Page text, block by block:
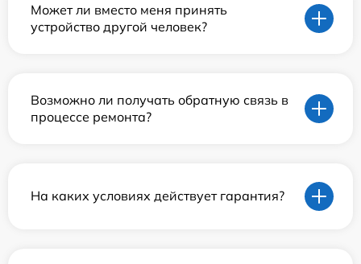
Может ли вместо меня принять
устройство другой человек?
Возможно ли получать обратную связь в
процессе ремонта?
На каких условиях действует гарантия?